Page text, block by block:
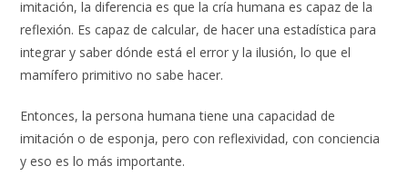
imitación, la diferencia es que la cría humana es capaz de la
reflexión. Es capaz de calcular, de hacer una estadística para
integrar y saber dónde está el error y la ilusión, lo que el
mamífero primitivo no sabe hacer.
Entonces, la persona humana tiene una capacidad de
imitación o de esponja, pero con reflexividad, con conciencia
y eso es lo más importante.